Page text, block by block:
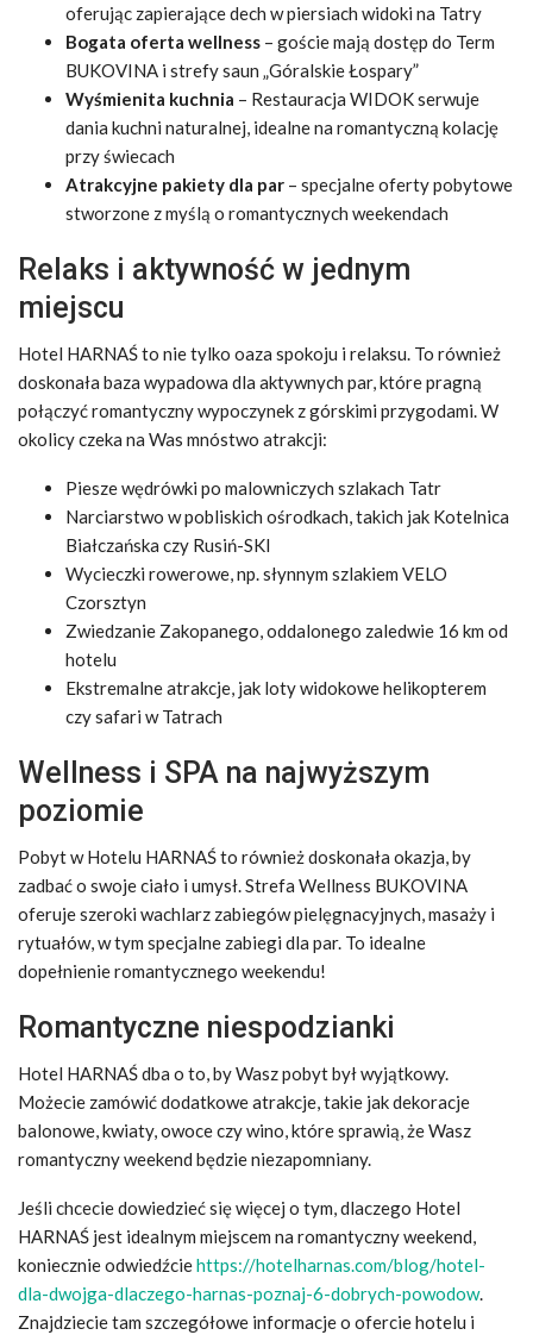
oferując zapierające dech w piersiach widoki na Tatry
Bogata oferta wellness – goście mają dostęp do Term
BUKOVINA i strefy saun „Góralskie Łospary”
Wyśmienita kuchnia – Restauracja WIDOK serwuje
dania kuchni naturalnej, idealne na romantyczną kolację
przy świecach
Atrakcyjne pakiety dla par – specjalne oferty pobytowe
stworzone z myślą o romantycznych weekendach
Relaks i aktywność w jednym
miejscu
Hotel HARNAŚ to nie tylko oaza spokoju i relaksu. To również
doskonała baza wypadowa dla aktywnych par, które pragną
połączyć romantyczny wypoczynek z górskimi przygodami. W
okolicy czeka na Was mnóstwo atrakcji:
Piesze wędrówki po malowniczych szlakach Tatr
Narciarstwo w pobliskich ośrodkach, takich jak Kotelnica
Białczańska czy Rusiń-SKI
Wycieczki rowerowe, np. słynnym szlakiem VELO
Czorsztyn
Zwiedzanie Zakopanego, oddalonego zaledwie 16 km od
hotelu
Ekstremalne atrakcje, jak loty widokowe helikopterem
czy safari w Tatrach
Wellness i SPA na najwyższym
poziomie
Pobyt w Hotelu HARNAŚ to również doskonała okazja, by
zadbać o swoje ciało i umysł. Strefa Wellness BUKOVINA
oferuje szeroki wachlarz zabiegów pielęgnacyjnych, masaży i
rytuałów, w tym specjalne zabiegi dla par. To idealne
dopełnienie romantycznego weekendu!
Romantyczne niespodzianki
Hotel HARNAŚ dba o to, by Wasz pobyt był wyjątkowy.
Możecie zamówić dodatkowe atrakcje, takie jak dekoracje
balonowe, kwiaty, owoce czy wino, które sprawią, że Wasz
romantyczny weekend będzie niezapomniany.
Jeśli chcecie dowiedzieć się więcej o tym, dlaczego Hotel
HARNAŚ jest idealnym miejscem na romantyczny weekend,
koniecznie odwiedźciehttps://hotelharnas.com/blog/hotel-
dla-dwojga-dlaczego-harnas-poznaj-6-dobrych-powodow.
Znajdziecie tam szczegółowe informacje o ofercie hotelu i